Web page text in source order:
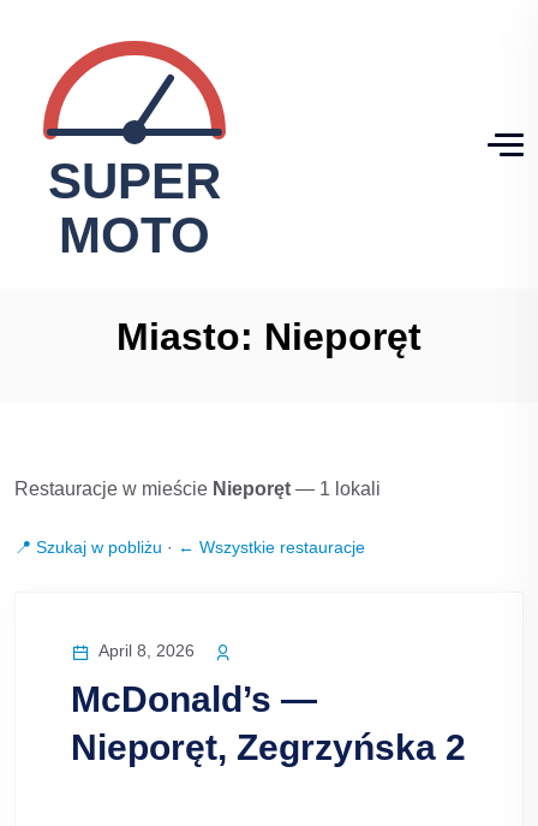
Miasto: Nieporęt
Restauracje w mieście Nieporęt — 1 lokali
📍 Szukaj w pobliżu · ← Wszystkie restauracje
April 8, 2026
McDonald’s —
Nieporęt, Zegrzyńska 2